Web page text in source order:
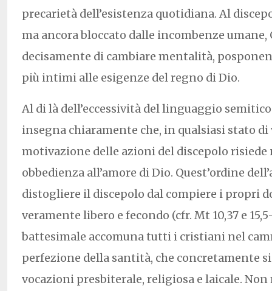
precarietà dell’esistenza quotidiana. Al
ma ancora bloccato dalle incombenze umane,
decisamente di cambiare mentalità,
più intimi alle esigenze del regno di Dio.
Al di là dell’eccessività del linguaggio
insegna chiaramente che, in qualsiasi stato
motivazione delle azioni del discepolo
obbedienza all’amore di Dio. Quest’ordine
distogliere il discepolo dal compiere i propri
veramente libero e fecondo (cfr. Mt 10,37 e
battesimale accomuna tutti i cristiani nel
perfezione della santità, che concretamente
vocazioni presbiterale, religiosa e laicale.